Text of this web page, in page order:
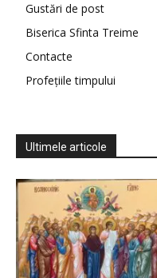
Gustări de post
Biserica Sfinta Treime
Contacte
Profețiile timpului
Ultimele articole